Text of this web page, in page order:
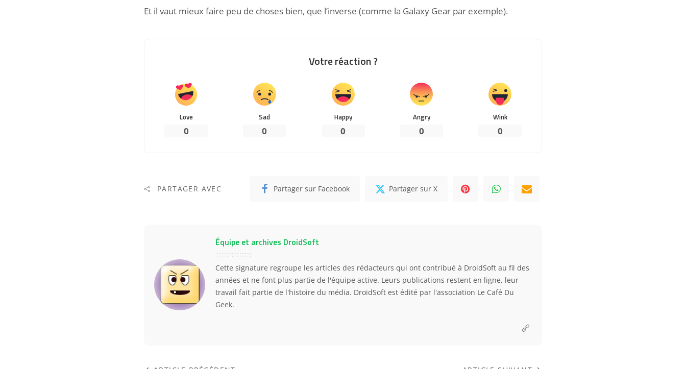
Et il vaut mieux faire peu de choses bien, que l’inverse (comme la Galaxy Gear par exemple).
Votre réaction ?
Love
0
Sad
0
Happy
0
Angry
0
Wink
0
PARTAGER AVEC Partager sur Facebook Partager sur X
Équipe et archives DroidSoft
Cette signature regroupe les articles des rédacteurs qui ont contribué à DroidSoft au fil des
années et ne font plus partie de l'équipe active. Leurs publications restent en ligne, leur
travail fait partie de l'histoire du média. DroidSoft est édité par l'association Le Café Du
Geek.